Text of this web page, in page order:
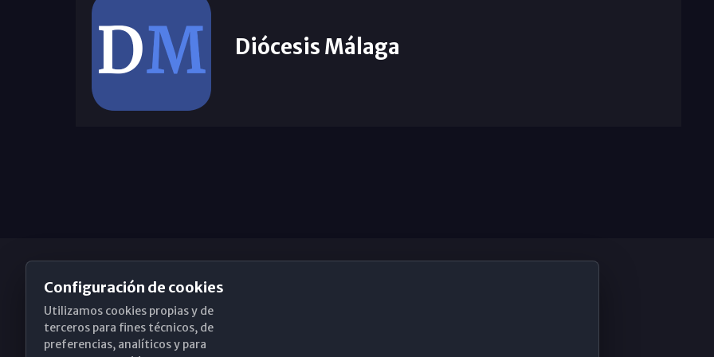
Diócesis Málaga
Obispado de Málaga
Configuración de cookies
Utilizamos cookies propias y de
terceros para fines técnicos, de
preferencias, analíticos y para